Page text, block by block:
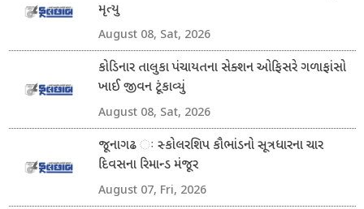
મૃત્યુ
August 08, Sat, 2026
કોડિનાર તાલુકા પંચાયતના સેક્શન ઓફિસરે ગળાફાંસો
ખાઈ જીવન ટૂંકાવ્યું
August 08, Sat, 2026
જૂનાગઢ ઃ સ્કોલરશિપ કૌભાંડનો સૂત્રધારના ચાર
દિવસના રિમાન્ડ મંજૂર
August 07, Fri, 2026